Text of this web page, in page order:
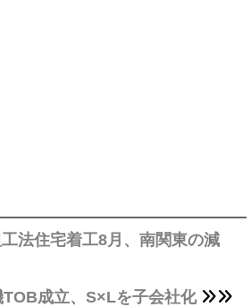
法住宅着工8月、南関東の減
TOB成立、S×Lを子会社化